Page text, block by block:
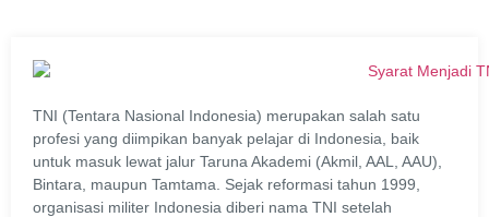
TNI (Tentara Nasional Indonesia) merupakan salah satu
profesi yang diimpikan banyak pelajar di Indonesia, baik
untuk masuk lewat jalur Taruna Akademi (Akmil, AAL, AAU),
Bintara, maupun Tamtama. Sejak reformasi tahun 1999,
organisasi militer Indonesia diberi nama TNI setelah